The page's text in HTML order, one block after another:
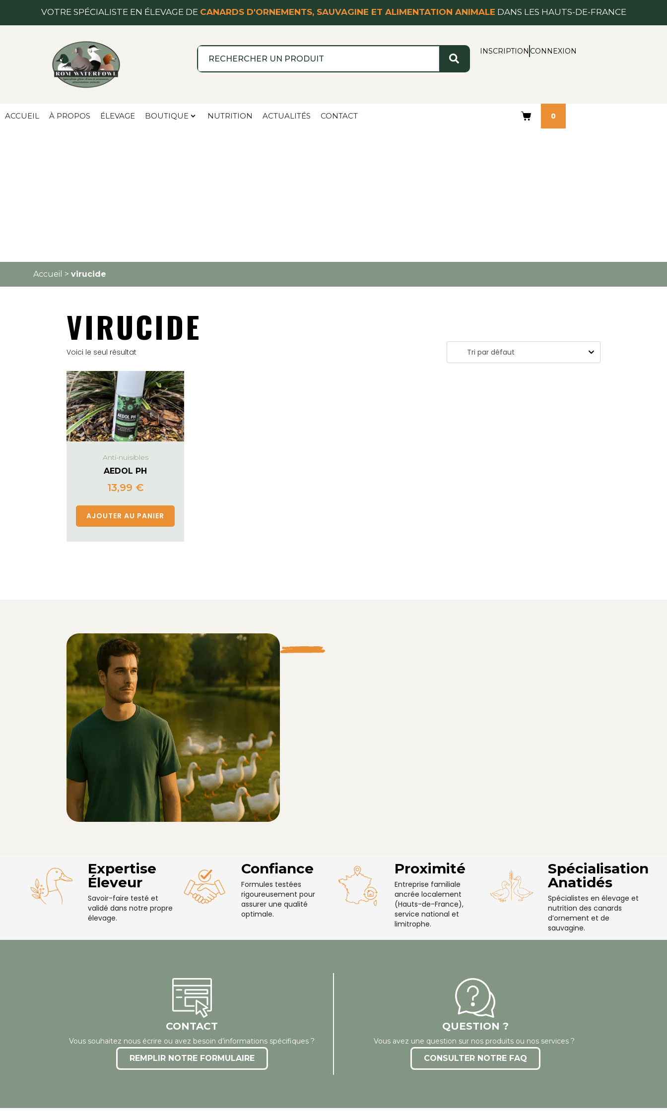
VOTRE SPÉCIALISTE EN ÉLEVAGE DE CANARDS D'ORNEMENTS, SAUVAGINE ET ALIMENTATION ANIMALE DANS LES HAUTS-DE-FRANCE
INSCRIPTION CONNEXION
ACCUEIL À PROPOS ÉLEVAGE BOUTIQUE NUTRITION ACTUALITÉS CONTACT 0
Accueil >virucide
VIRUCIDE
Voici le seul résultat
Anti-nuisibles
AEDOL PH
13,99 €
AJOUTER AU PANIER
Expertise
Éleveur
Savoir-faire testé et
validé dans notre propre
élevage.
Confiance
Formules testées
rigoureusement pour
assurer une qualité
optimale.
Proximité
Entreprise familiale
ancrée localement
(Hauts-de-France),
service national et
limitrophe.
Spécialisation
Anatidés
Spécialistes en élevage et
nutrition des canards
d’ornement et de
sauvagine.
CONTACT
Vous souhaitez nous écrire ou avez besoin d’informations spécifiques ?
REMPLIR NOTRE FORMULAIRE
QUESTION ?
Vous avez une question sur nos produits ou nos services ?
CONSULTER NOTRE FAQ